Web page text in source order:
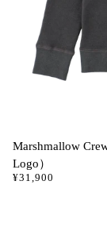
Marshmallow
Logo）
¥31,900